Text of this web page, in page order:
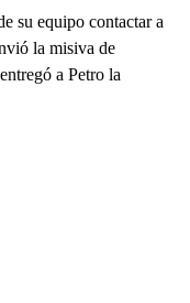
su equipo contactar a
la misiva de
a Petro la